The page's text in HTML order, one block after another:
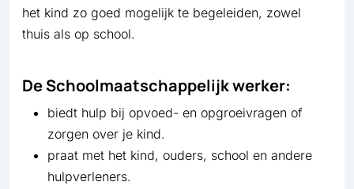
het kind zo goed mogelijk te begeleiden, zowel
thuis als op school.
De Schoolmaatschappelijk werker:
biedt hulp bij opvoed- en opgroeivragen of
zorgen over je kind.
praat met het kind, ouders, school en andere
hulpverleners.